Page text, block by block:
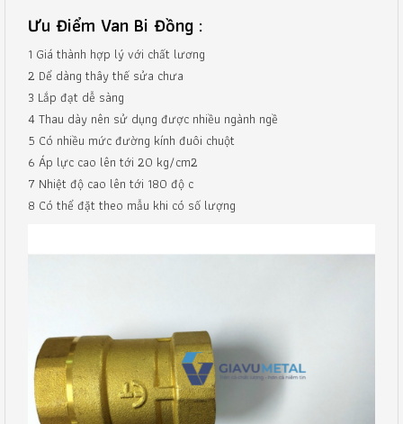
Ưu Điểm Van Bi Đồng :
1 Giá thành hợp lý với chất lương
2 Dể dàng thây thế sửa chưa
3 Lắp đạt dễ sàng
4 Thau dày nên sử dụng được nhiều ngành ngề
5 Có nhiều mức đường kính đuôi chuột
6 Áp lực cao lên tới 20 kg/cm2
7 Nhiệt độ cao lên tới 180 độ c
8 Có thể đặt theo mẫu khi có số lượng